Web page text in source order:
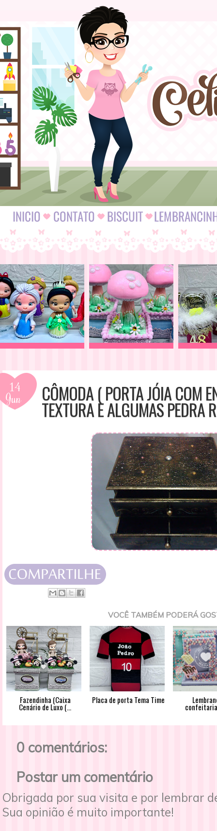
14
Jun CÔMODA ( PORTA JÓIA COM
TEXTURA E ALGUMAS PEDRA
VOCÊ TAMBÉM PODERÁ
Fazendinha (Caixa
Cenário de Luxo (...
Placa de porta Tema Time
0 comentários:
Postar um comentário
Obrigada por sua visita e por lembrar
Sua opinião é muito importante!